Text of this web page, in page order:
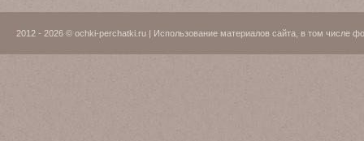
2012 - 2026 © ochki-perchatki.ru | Использование материалов сайта, в том числе